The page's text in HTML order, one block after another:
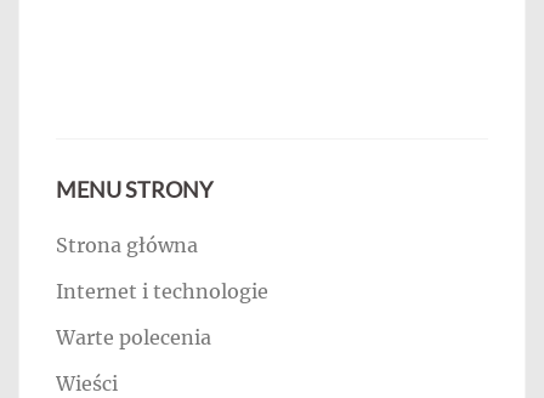
MENU STRONY
Strona główna
Internet i technologie
Warte polecenia
Wieści